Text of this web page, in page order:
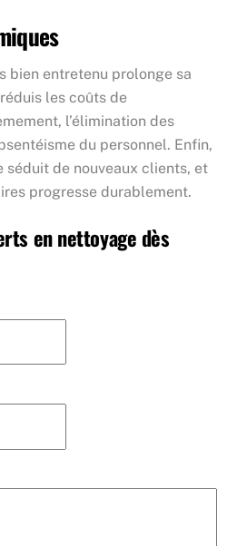
bien entretenu prolonge sa
les coûts de
l’élimination des
du personnel. Enfin,
séduit de nouveaux clients, et
progresse durablement.
en nettoyage dès